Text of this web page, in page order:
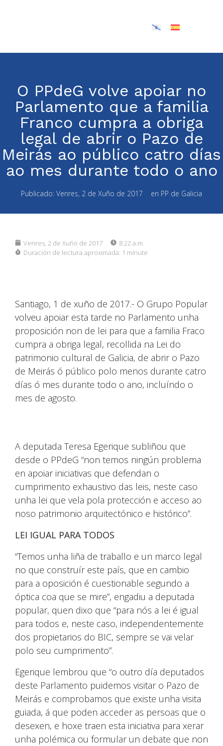
O PPdeG volve apoiar no
Parlamento que a familia
Franco cumpra a obriga
legal de abrir o Pazo de
Meirás ao público catro días
ao mes durante todo o ano
Publicado: Venres, 2 de Xuño de 2017 en PP de Galicia
Venres, 2 de Xuño de 2017
8:22 a.m.
Duración de lectura aproximada: 1 minute
Santiago, 1 de xuño de 2017.- O Grupo Popular
volveu apoiar esta tarde no Parlamento unha
proposición non de lei para que a familia Fraco
cumpra a obriga legal, recollida na Lei do
patrimonio cultural de Galicia, de abrir o Pazo
de Meirás ó público polo menos durante catro
días ó mes durante todo o ano, incluíndo o
mes de agosto.
A deputada Teresa Egerique subliñou que
desde o PPdeG “non temos ningún problema
en apoiar iniciativas que defendan o
cumprimento exhaustivo das leis, neste caso
unha lei que vela pola protección e acceso ao
noso patrimonio arquitectónico e histórico”.
LEI IGUAL PARA TODOS
“Temos unha liña de traballo e un marco legal
no que construír este país, que en cambio
para a oposición é cuestionable segundo a
óptica coa que se mire”, engadiu a deputada
popular, quen dixo que “para nós a lei é igual
para todos e, neste caso, independentemente
dos propietarios do BIC, sempre se vai velar
polo seu cumprimento”.
Egerique lembrou que “o outro día deputados
deste Parlamento puidemos visitar o Pazo de
Meirás e comprobamos que existe unha visita
guiada, á que poden acceder as persoas que o
desexen, e hoxe traen esta iniciativa para xerar
unha polémica ou formular un debate que non